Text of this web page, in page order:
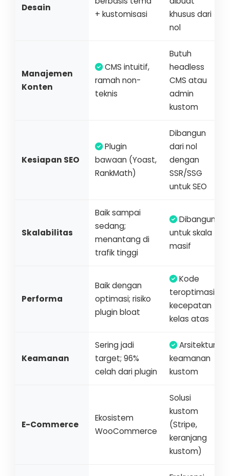
Desain
+ kustomisasi
khusus dari
nol
Manajemen
Konten
CMS intuitif,
ramah non-
teknis
Butuh
headless
CMS atau
admin
kustom
Kesiapan SEO
Plugin
bawaan (Yoast,
RankMath)
Dibangun
dari nol
dengan
SSR/SSG
untuk SEO
Skalabilitas
Baik sampai
sedang;
menantang di
trafik tinggi
Dibangun
untuk skala
masif
Performa
Baik dengan
optimasi; risiko
plugin bloat
Kode
teroptimasi,
kecepatan
kelas atas
Keamanan
Sering jadi
target; 96%
celah dari plugin
Arsitektur
keamanan
kustom
E-Commerce
Ekosistem
WooCommerce
Solusi
kustom
(Stripe,
keranjang
kustom)